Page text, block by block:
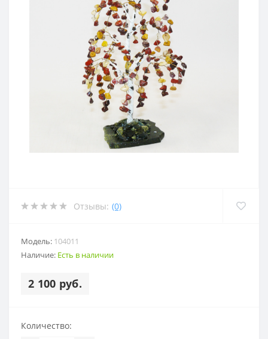
Отзывы: (0)
Модель: 104011
Наличие: Есть в наличии
2 100 руб.
Количество: